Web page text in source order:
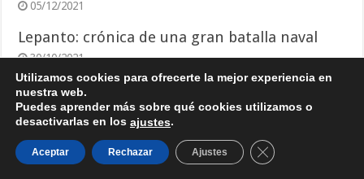
05/12/2021
Lepanto: crónica de una gran batalla naval
30/10/2021
Utilizamos cookies para ofrecerte la mejor experiencia en
nuestra web.
Puedes aprender más sobre qué cookies utilizamos o
desactivarlas en los ajustes.
Aceptar Rechazar Ajustes Cerrar el banner